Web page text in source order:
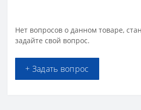
Нет вопросов о данном товаре,
задайте свой вопрос.
+ Задать вопрос